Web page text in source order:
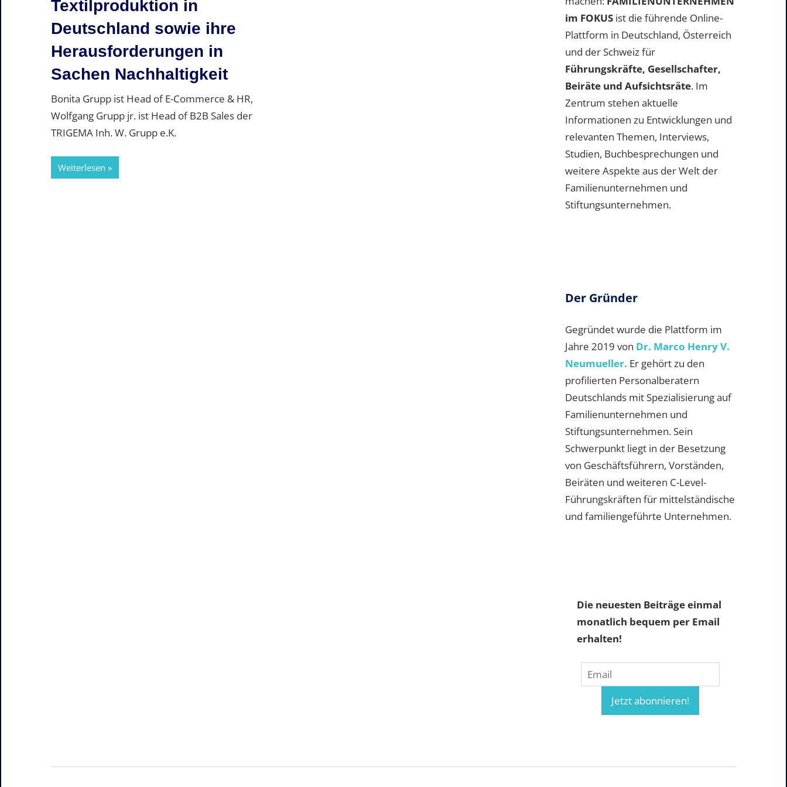
Textilproduktion in
Deutschland sowie ihre
Herausforderungen in
Sachen Nachhaltigkeit
Bonita Grupp ist Head of E-Commerce & HR,
Wolfgang Grupp jr. ist Head of B2B Sales der
TRIGEMA Inh. W. Grupp e.K.
Weiterlesen
im FOKUS ist die führende Online-
Plattform in Deutschland, Österreich
und der Schweiz für
Führungskräfte, Gesellschafter,
Beiräte und Aufsichtsräte. Im
Zentrum stehen aktuelle
Informationen zu Entwicklungen und
relevanten Themen, Interviews,
Studien, Buchbesprechungen und
weitere Aspekte aus der Welt der
Familienunternehmen und
Stiftungsunternehmen.
Der Gründer
Gegründet wurde die Plattform im
Jahre 2019 von Dr. Marco Henry V.
Neumueller. Er gehört zu den
profilierten Personalberatern
Deutschlands mit Spezialisierung auf
Familienunternehmen und
Stiftungsunternehmen. Sein
Schwerpunkt liegt in der Besetzung
von Geschäftsführern, Vorständen,
Beiräten und weiteren C-Level-
Führungskräften für mittelständische
und familiengeführte Unternehmen.
Die neuesten Beiträge einmal
monatlich bequem per Email
erhalten!